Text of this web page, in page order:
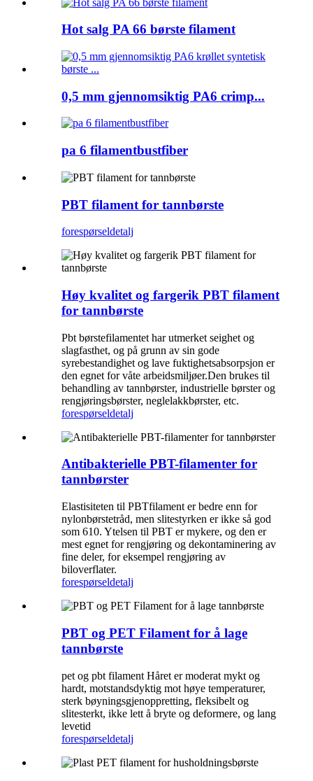
Hot salg PA 66 børste filament
0,5 mm gjennomsiktig PA6 crimp...
pa 6 filamentbustfiber
PBT filament for tannbørste
forespørseldetalj
Høy kvalitet og fargerik PBT filament
for tannbørste
Pbt børstefilamentet har utmerket seighet og
slagfasthet, og på grunn av sin gode
syrebestandighet og lave fuktighetsabsorpsjon er
den egnet for våte arbeidsmiljøer.Den brukes til
behandling av tannbørster, industrielle børster og
rengjøringsbørster, neglelakkbørster, etc.
forespørseldetalj
Antibakterielle PBT-filamenter for
tannbørster
Elastisiteten til PBTfilament er bedre enn for
nylonbørstetråd, men slitestyrken er ikke så god
som 610. Ytelsen til PBT er mykere, og den er
mest egnet for rengjøring og dekontaminering av
fine deler, for eksempel rengjøring av
biloverflater.
forespørseldetalj
PBT og PET Filament for å lage
tannbørste
pet og pbt filament Håret er moderat mykt og
hardt, motstandsdyktig mot høye temperaturer,
sterk bøyningsgjenoppretting, fleksibelt og
slitesterkt, ikke lett å bryte og deformere, og lang
levetid
forespørseldetalj